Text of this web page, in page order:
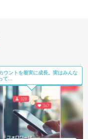
ウントを着実に成長。実はみんな
て...